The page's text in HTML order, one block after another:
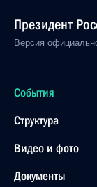
Президент
Версия
События
Структура
Видео и фото
Документы